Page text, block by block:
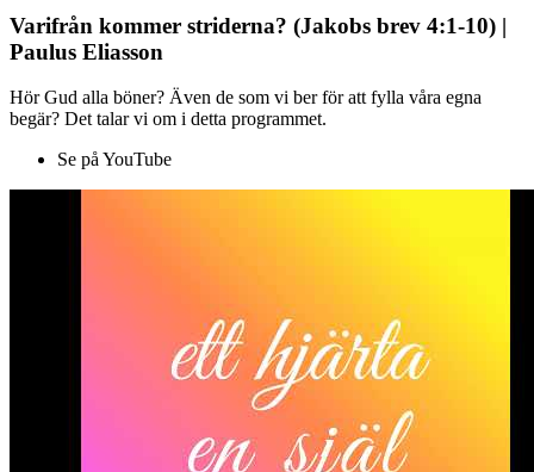
Varifrån kommer striderna? (Jakobs brev 4:1-10) |
Paulus Eliasson
Hör Gud alla böner? Även de som vi ber för att fylla våra egna
begär? Det talar vi om i detta programmet.
Se på YouTube